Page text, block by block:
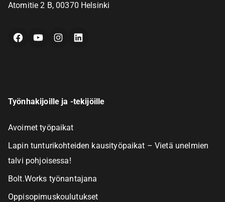
Atomitie 2 B, 00370 Helsinki
FacebookYouTubeInstagramLinkedIn
Työnhakijoille ja -tekijöille
Avoimet työpaikat
Lapin tunturikohteiden kausityöpaikat – Vietä unelmien
talvi pohjoisessa!
Bolt.Works työnantajana
Oppisopimuskoulutukset